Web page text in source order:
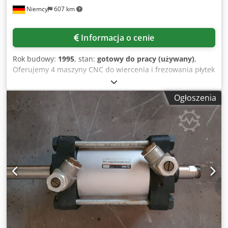
Niemcy 607 km
Informacja o cenie
Rok budowy: 1995, stan: gotowy do pracy (używany),
Oferujemy 4 maszyny CNC do wiercenia i frezowania płytek
drukowanych firmy Lenz. 1) Pionowa maszyna CNC do
wiercenia i frezowania płytek drukowanych, Lenz LGX 460-
2AL, rok produkcji: 1995, zakres ruchu osi X/Y: ok. 550
mm/460 mm, szybki przesuw osi X/Y: ok. 40 m/min, maks.
częstotliwość wiercenia osi Z: ok. 500 cykli/min, wrzeciona:
Precise SC53H, prędkość obrotowa wrzeciona: ok. 20 000
obr./min, mocowanie narzędzi: 3 mm, ilość narzędzi: 308,
sterowanie: SIEB & MEYER CNC 44.00. Wyposażona w
agregat chłodzący i podnośnik. Całkowite wymiary maszyny
bazowej X/Y/Z: ok. 1650 mm/1700 mm/2250 mm,
dodatkowa długość jednostki podnośnika: ok. 820 mm. 2)
Pionowa maszyna CNC do wiercenia i frezowania płytek
drukowanych Lenz GX 460-2, rok produkcji: 1989, zakres
ruchu osi X/Y: ok. 550 mm/460 mm, ilość wrzecion: 2,
Ogłoszenia